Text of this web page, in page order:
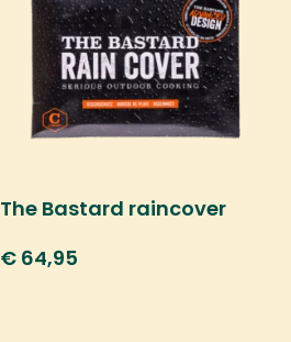
The Bastard raincover
€ 64,95